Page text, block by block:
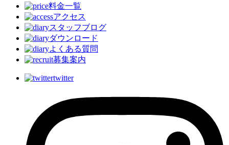
料金一覧
アクセス
スタッフブログ
ダウンロード
よくある質問
募集案内
twitter